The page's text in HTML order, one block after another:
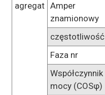
agregat Amper
znamionowy
częstotliwość
Faza nr
Współczynnik
mocy (COSφ)